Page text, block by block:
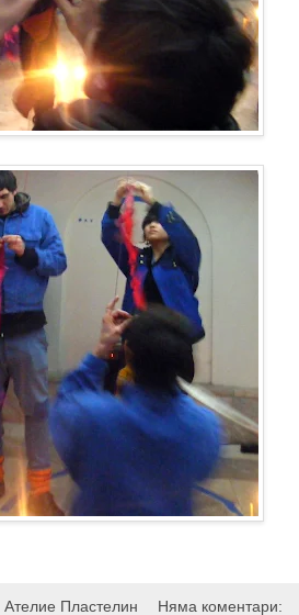
Ателие Пластелин Няма коментари: